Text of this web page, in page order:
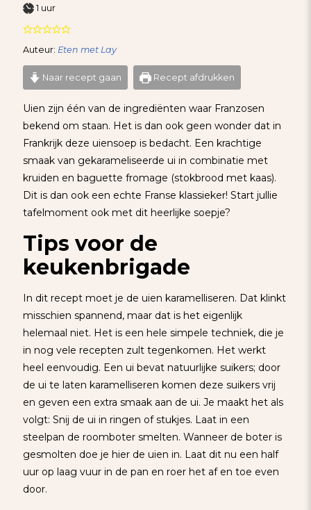
1 uur
uur
Auteur: Eten met Lay
Naar recept gaan Recept afdrukken
Uien zijn één van de ingrediënten waar Franzosen
bekend om staan. Het is dan ook geen wonder dat in
Frankrijk deze uiensoep is bedacht. Een krachtige
smaak van gekarameliseerde ui in combinatie met
kruiden en baguette fromage (stokbrood met kaas).
Dit is dan ook een echte Franse klassieker! Start jullie
tafelmoment ook met dit heerlijke soepje?
Tips voor de
keukenbrigade
In dit recept moet je de uien karamelliseren. Dat klinkt
misschien spannend, maar dat is het eigenlijk
helemaal niet. Het is een hele simpele techniek, die je
in nog vele recepten zult tegenkomen. Het werkt
heel eenvoudig. Een ui bevat natuurlijke suikers; door
de ui te laten karamelliseren komen deze suikers vrij
en geven een extra smaak aan de ui. Je maakt het als
volgt: Snij de ui in ringen of stukjes. Laat in een
steelpan de roomboter smelten. Wanneer de boter is
gesmolten doe je hier de uien in. Laat dit nu een half
uur op laag vuur in de pan en roer het af en toe even
door.